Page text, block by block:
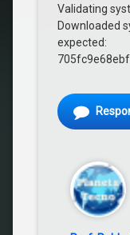
Validating
Downloaded
expected: